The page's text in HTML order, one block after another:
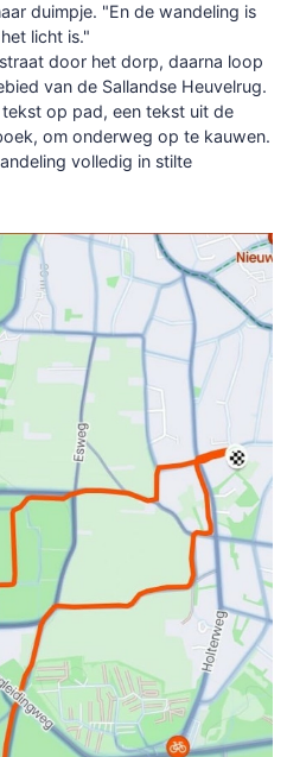
duimpje. "En de wandeling is
licht is."
door het dorp, daarna loop
van de Sallandse Heuvelrug.
op pad, een tekst uit de
om onderweg op te kauwen.
volledig in stilte